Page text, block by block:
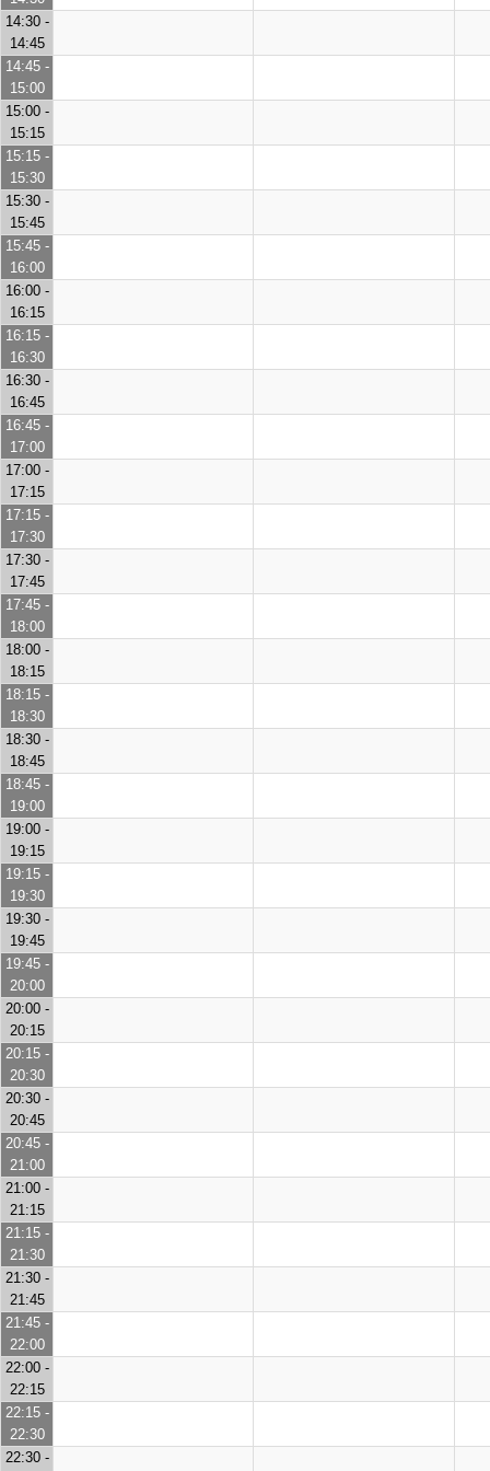
14:30 -
14:45
14:45 -
15:00
15:00 -
15:15
15:15 -
15:30
15:30 -
15:45
15:45 -
16:00
16:00 -
16:15
16:15 -
16:30
16:30 -
16:45
16:45 -
17:00
17:00 -
17:15
17:15 -
17:30
17:30 -
17:45
17:45 -
18:00
18:00 -
18:15
18:15 -
18:30
18:30 -
18:45
18:45 -
19:00
19:00 -
19:15
19:15 -
19:30
19:30 -
19:45
19:45 -
20:00
20:00 -
20:15
20:15 -
20:30
20:30 -
20:45
20:45 -
21:00
21:00 -
21:15
21:15 -
21:30
21:30 -
21:45
21:45 -
22:00
22:00 -
22:15
22:15 -
22:30
22:30 -